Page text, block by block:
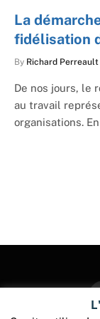
La
fidélisation
By Richard Perreault
De nos jours, le
au travail
organisations.